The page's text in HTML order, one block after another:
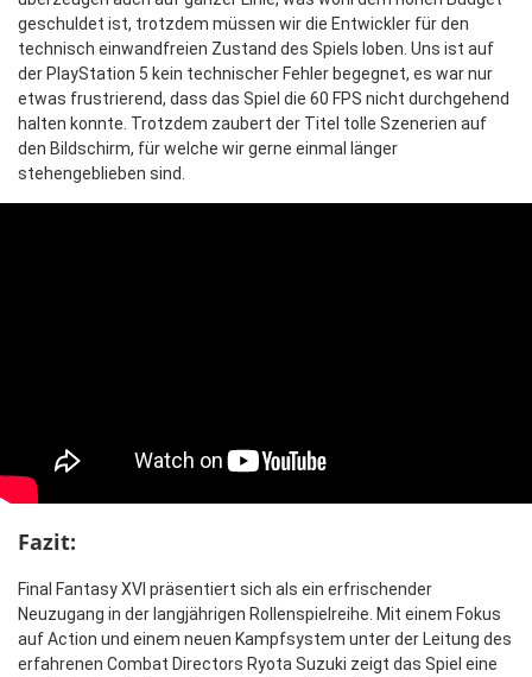
geschuldet ist, trotzdem müssen wir die Entwickler für den
technisch einwandfreien Zustand des Spiels loben. Uns ist auf
der PlayStation 5 kein technischer Fehler begegnet, es war nur
etwas frustrierend, dass das Spiel die 60 FPS nicht durchgehend
halten konnte. Trotzdem zaubert der Titel tolle Szenerien auf
den Bildschirm, für welche wir gerne einmal länger
stehengeblieben sind.
Fazit:
Final Fantasy XVI präsentiert sich als ein erfrischender
Neuzugang in der langjährigen Rollenspielreihe. Mit einem Fokus
auf Action und einem neuen Kampfsystem unter der Leitung des
erfahrenen Combat Directors Ryota Suzuki zeigt das Spiel eine